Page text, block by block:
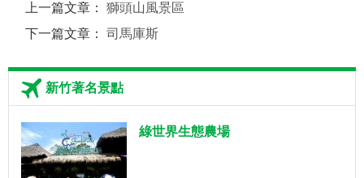
上一篇文章：獅頭山風景區
下一篇文章：司馬庫斯
新竹著名景點
綠世界生態農場